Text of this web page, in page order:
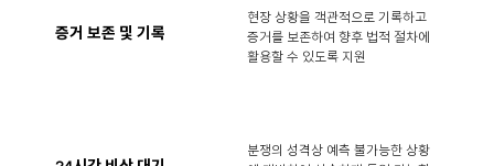
증거 보존 및 기록
현장 상황을 객관적으로 기록하고
증거를 보존하여 향후 법적 절차에
활용할 수 있도록 지원
분쟁의 성격상 예측 불가능한 상황